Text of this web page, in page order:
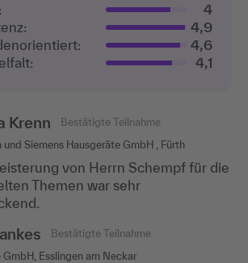
4
4,9
4,6
4,1
Krenn
Bestätigte Teilnahme
und Siemens Hausgeräte GmbH , Fürth
von Herrn Schempf für die
Themen war sehr
Bestätigte Teilnahme
Esslingen am Neckar